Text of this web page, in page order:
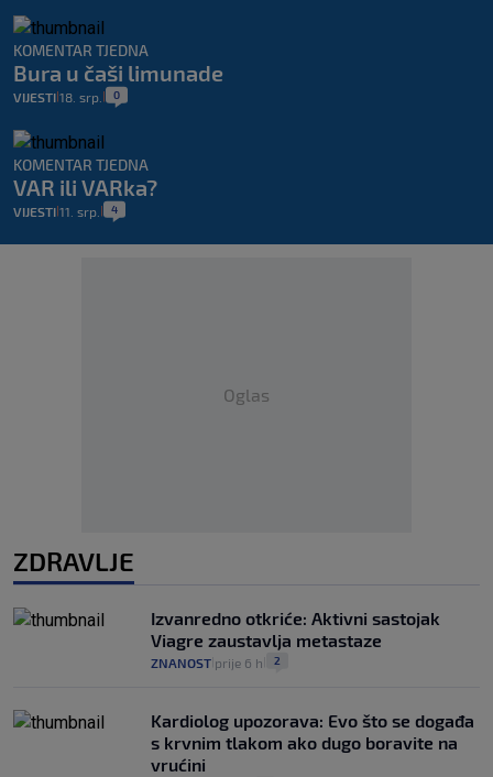
KOMENTAR TJEDNA
Bura u čaši limunade
VIJESTI 18. srp. 0
KOMENTAR TJEDNA
VAR ili VARka?
VIJESTI 11. srp. 4
Oglas
ZDRAVLJE
Izvanredno otkriće: Aktivni sastojak
Viagre zaustavlja metastaze
ZNANOST prije 6 h 2
Kardiolog upozorava: Evo što se događa
s krvnim tlakom ako dugo boravite na
vrućini